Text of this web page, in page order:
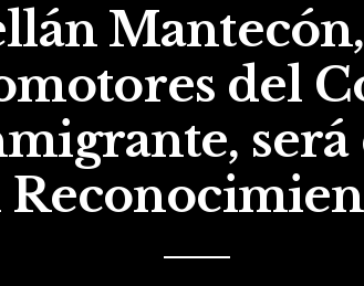
Mantecón,
del